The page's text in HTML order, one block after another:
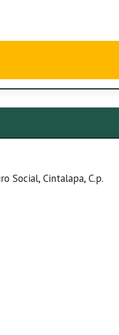
Social, Cintalapa, C.p.